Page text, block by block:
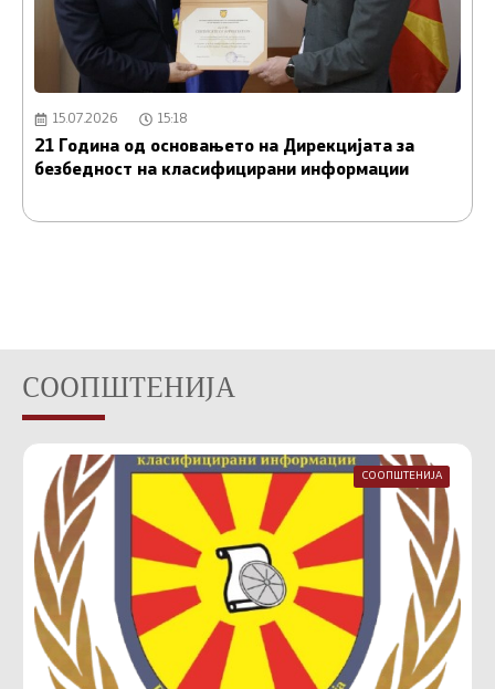
15.07.2026 15:18
21 Година од основањето на Дирекцијата за
безбедност на класифицирани информации
СООПШТЕНИЈА
СООПШТЕНИЈА